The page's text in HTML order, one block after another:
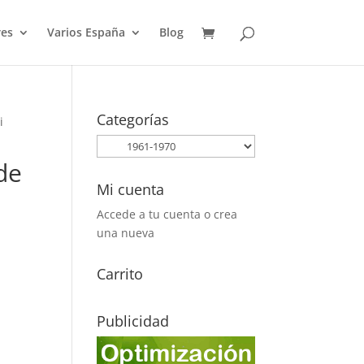
Varios España Blog
Categorías
Mi cuenta
Accede a tu cuenta o crea
una nueva
Carrito
Publicidad